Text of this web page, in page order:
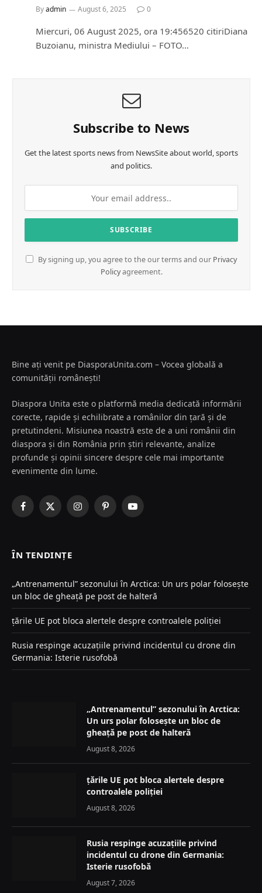
Byadmin August 6, 2025 0
Miercuri, 06 August 2025, ora 19:456520 citiriDiana
Buzoianu, ministra Mediului – FOTO…
Subscribe to News
Get the latest sports news from NewsSite about world, sports
and politics.
By signing up, you agree to the our terms and our Privacy
Policyagreement.
Bine ați venit pe DiasporaUnita.com – Vocea globală a
comunității românești!
Diaspora Unita este o platformă media dedicată informării
corecte, rapide și echilibrate a românilor din țară și de
pretutindeni. Misiunea noastră este de a uni românii din
diaspora și din România prin știri relevante, analize
profunde și opinii sincere despre cele mai importante
evenimente din lume.
Facebook
X
InstagramPinterestYouTube
ÎN TENDINȚE
„Antrenamentul” sezonului în Arctica: Un urs polar folosește
un bloc de gheață pe post de halteră
țările UE pot bloca alertele despre controalele poliției
Rusia respinge acuzațiile privind incidentul cu drone din
Germania: Isterie rusofobă
„Antrenamentul” sezonului în Arctica:
Un urs polar folosește un bloc de
gheață pe post de halteră
August 8, 2026
țările UE pot bloca alertele despre
controalele poliției
August 8, 2026
Rusia respinge acuzațiile privind
incidentul cu drone din Germania:
Isterie rusofobă
August 7, 2026